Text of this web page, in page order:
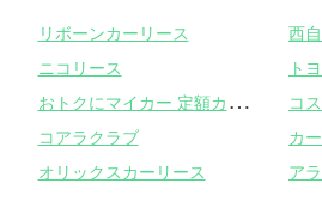
リボーンカーリース
西
ニコリース
ト
お
トクにマイカー 定額カルモくん
コ
コアラクラブ
オリックスカーリース ア